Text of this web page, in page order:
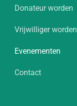
Donateur worden
Vrijwilliger worden
Evenementen
Contact